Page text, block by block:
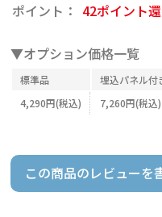
ポイント： 42ポイント還
▼オプション価格一覧
標準品 埋込パネル付
4,290円(税込)
7,260円(税込)
この商品のレビューを